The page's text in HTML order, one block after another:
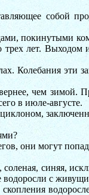
собой
покинутыми
лет.
Колебания
чем
в июле-августе.
они могут
синяя,
с